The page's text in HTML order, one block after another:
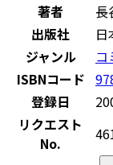
著者
長
出版社
日
ジャンル
コ
ISBNコード
登録日
リクエスト
No.